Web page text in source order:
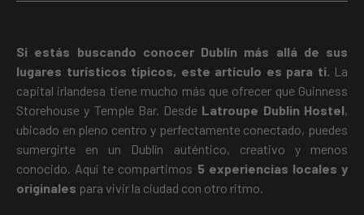
Si estás buscando conocer Dublín más allá de sus
lugares turísticos típicos, este artículo es para ti. La
capital irlandesa tiene mucho más que ofrecer que Guinness
Storehouse y Temple Bar. Desde Latroupe Dublin Hostel,
ubicado en pleno centro y perfectamente conectado, puedes
sumergirte en un Dublín auténtico, creativo y menos
conocido. Aquí te compartimos 5 experiencias locales y
originales para vivir la ciudad con otro ritmo.